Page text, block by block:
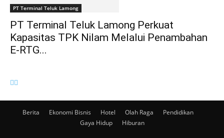
PT Terminal Teluk Lamong
PT Terminal Teluk Lamong Perkuat
Kapasitas TPK Nilam Melalui Penambahan
E-RTG...
Berita Ekonomi Bisnis Hotel Olah Raga
Pendidikan
Gaya Hidup
Hiburan